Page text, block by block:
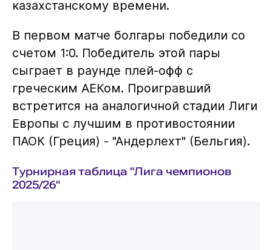
казахстанскому времени.
В первом матче болгары победили со
счетом 1:0. Победитель этой пары
сыграет в раунде плей-офф с
греческим АЕКом. Проигравший
встретится на аналогичной стадии Лиги
Европы с лучшим в противостоянии
ПАОК (Греция) - "Андерлехт" (Бельгия).
Турнирная таблица "Лига чемпионов
2025/26"